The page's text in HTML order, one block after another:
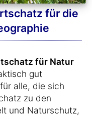
für die
für Natur
gut
alle, die sich
zu den
und Naturschutz,